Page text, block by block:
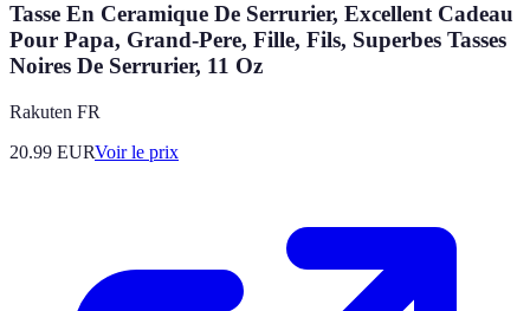
Tasse En Ceramique De Serrurier, Excellent Cadeau
Pour Papa, Grand-Pere, Fille, Fils, Superbes Tasses
Noires De Serrurier, 11 Oz
Rakuten FR
20.99 EURVoir le prix